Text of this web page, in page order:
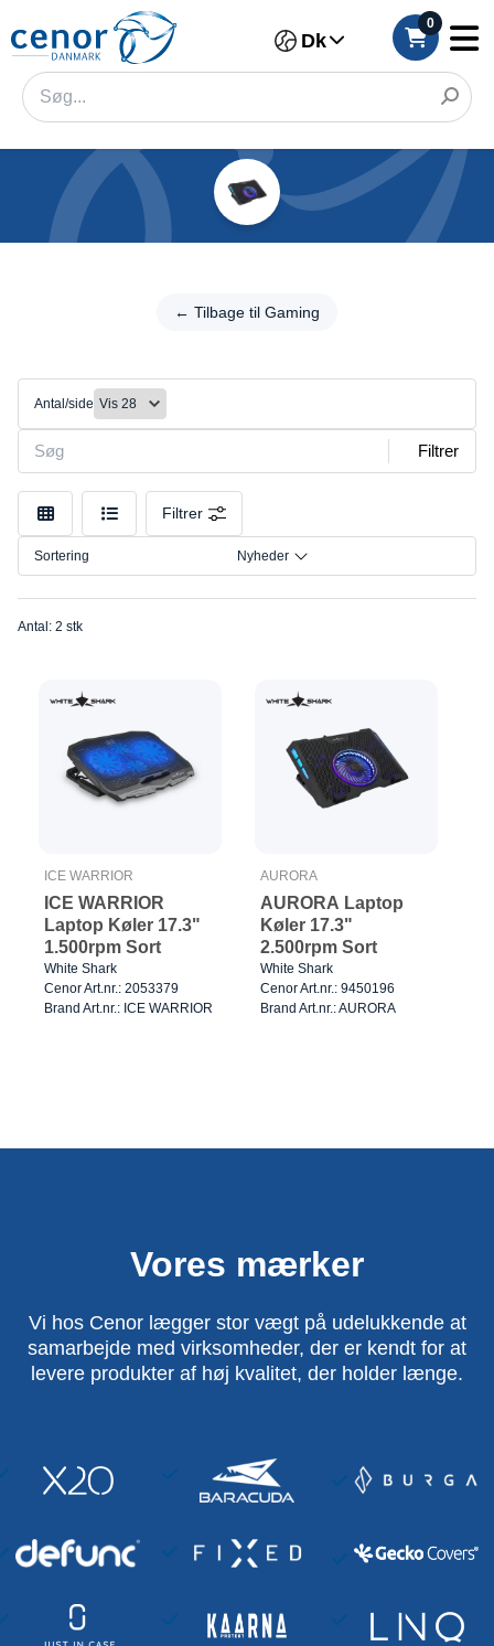
Dk
0
← Tilbage til Gaming
Kategorier
Kølepuder
Filter
Størrelse
Mærke
Model
Antal/side
Filtrer
Filtrer
Sortering Nyheder
Antal: 2 stk
ICE WARRIOR
ICE WARRIOR
Laptop Køler 17.3"
1.500rpm Sort
White Shark
Cenor Art.nr.: 2053379
Brand Art.nr.: ICE WARRIOR
AURORA
AURORA Laptop
Køler 17.3"
2.500rpm Sort
White Shark
Cenor Art.nr.: 9450196
Brand Art.nr.: AURORA
Vores mærker
Vi hos Cenor lægger stor vægt på udelukkende at
samarbejde med virksomheder, der er kendt for at
levere produkter af høj kvalitet, der holder længe.